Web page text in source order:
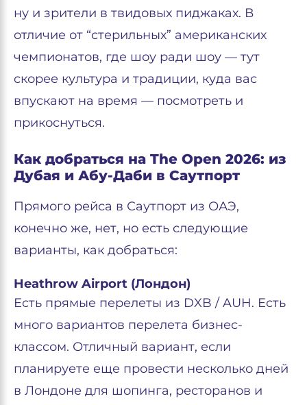
ну и зрители в твидовых пиджаках. В
отличие от “стерильных” американских
чемпионатов, где шоу ради шоу — тут
скорее культура и традиции, куда вас
впускают на время — посмотреть и
прикоснуться.
Как добраться на The Open 2026: из
Дубая и Абу-Даби в Саутпорт
Прямого рейса в Саутпорт из ОАЭ,
конечно же, нет, но есть следующие
варианты, как добраться:
Heathrow Airport (Лондон)
Есть прямые перелеты из DXB / AUH. Есть
много вариантов перелета бизнес-
классом. Отличный вариант, если
планируете еще провести несколько дней
в Лондоне для шопинга, ресторанов и